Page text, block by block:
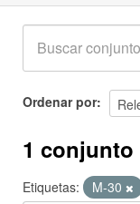
Ordenar por
1
Etiquetas: M-30